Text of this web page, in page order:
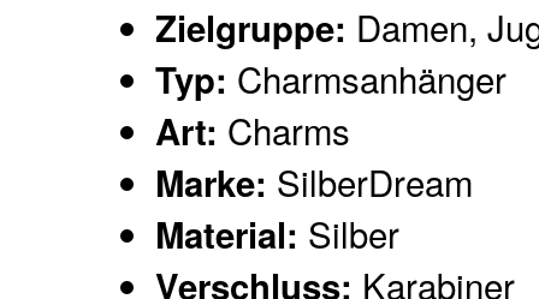
Zielgruppe: Damen,
Typ: Charmsanhänger
Art: Charms
Marke: SilberDream
Material: Silber
Verschluss: Karabiner